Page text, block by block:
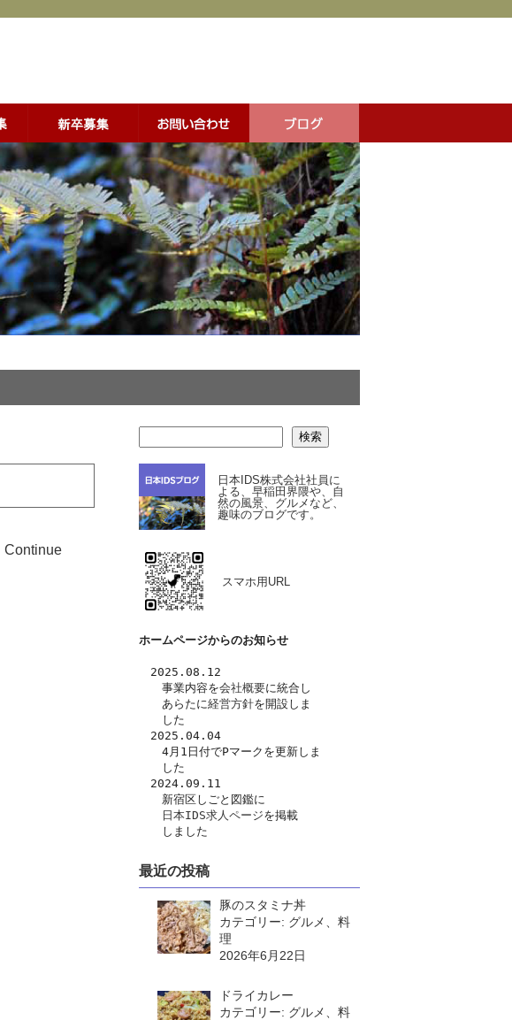
Continue
検索
日本IDS株式会社社員に
よる、早稲田界隈や、自
然の風景、グルメなど、
趣味のブログです。
スマホ用URL
ホームページからのお知らせ
2025.08.12
事業内容を会社概要に統合し
あらたに経営方針を開設しま
した
2025.04.04
4月1日付でPマークを更新しま
した
2024.09.11
新宿区しごと図鑑に
日本IDS求人ページを掲載
しました
最近の投稿
豚のスタミナ丼
カテゴリー: グルメ、料
理
2026年6月22日
ドライカレー
カテゴリー: グルメ、料